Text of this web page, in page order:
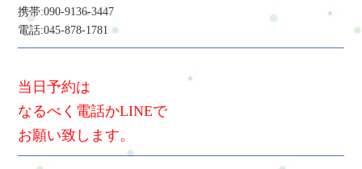
携帯:090-9136-3447
電話:045-878-1781
当日予約は
なるべく電話かLINEで
お願い致します。